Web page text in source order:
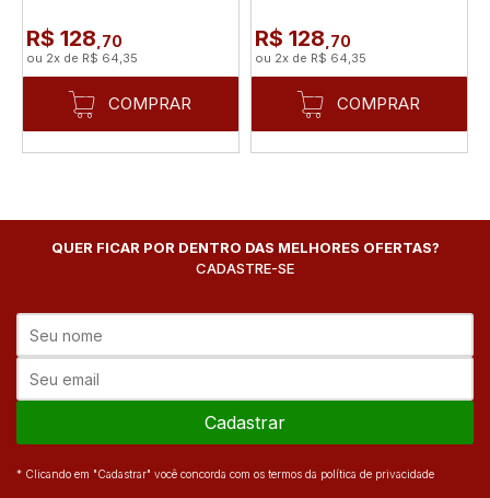
R$ 128 ,70
ou 2x de R$ 64,35
COMPRAR
R$ 128 ,70
ou 2x de R$ 64,35
COMPRAR
QUER FICAR POR DENTRO DAS MELHORES OFERTAS?
CADASTRE-SE
Cadastrar
* Clicando em "Cadastrar" você concorda com os termos da política de privacidade